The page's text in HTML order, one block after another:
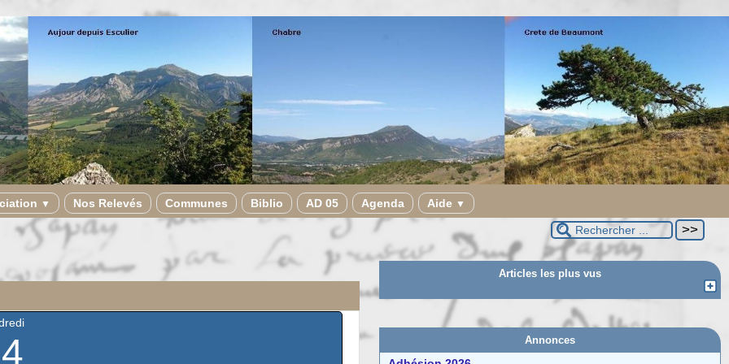
▼ Nos Relevés Communes Biblio AD 05 Agenda Aide ▼
Articles les plus vus
Annonces